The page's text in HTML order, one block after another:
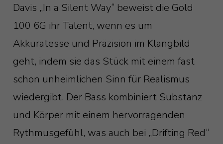
Davis „In a Silent Way“ beweist die Gold
100 6G ihr Talent, wenn es um
Akkuratesse und Präzision im Klangbild
geht, indem sie das Stück mit einem fast
schon unheimlichen Sinn für Realismus
wiedergibt. Der Bass kombiniert Substanz
und Körper mit einem hervorragenden
Rythmusgefühl, was auch bei „Drifting Red“